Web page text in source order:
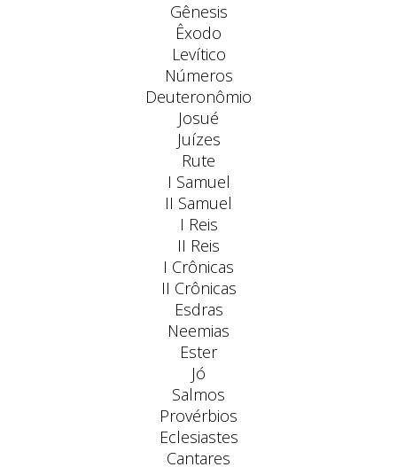
Gênesis
Êxodo
Levítico
Números
Deuteronômio
Josué
Juízes
Rute
I Samuel
II Samuel
I Reis
II Reis
I Crônicas
II Crônicas
Esdras
Neemias
Ester
Jó
Salmos
Provérbios
Eclesiastes
Cantares